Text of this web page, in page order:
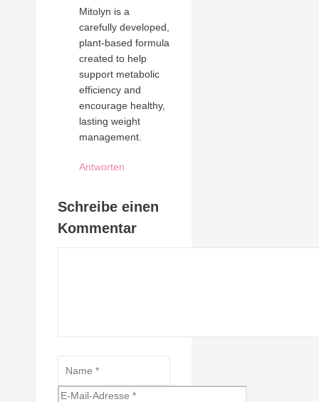
Mitolyn is a
carefully developed,
plant-based formula
created to help
support metabolic
efficiency and
encourage healthy,
lasting weight
management.
Antworten
Schreibe einen
Kommentar
E-